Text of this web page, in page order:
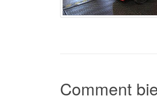
Comment